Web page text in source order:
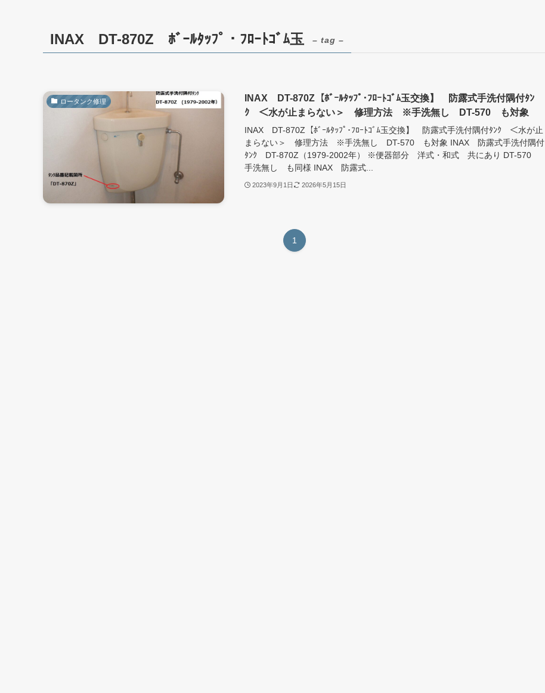
INAX DT-870Z ﾎﾞｰﾙﾀｯﾌﾟ・ﾌﾛｰﾄｺﾞﾑ玉 – tag –
ロータンク修理
INAX DT-870Z【ﾎﾞｰﾙﾀｯﾌﾟ･ﾌﾛｰﾄｺﾞﾑ玉交換】 防露式手洗付隅付ﾀﾝ
ｸ ＜水が止まらない＞ 修理方法 ※手洗無し DT-570 も対象
INAX DT-870Z【ﾎﾞｰﾙﾀｯﾌﾟ･ﾌﾛｰﾄｺﾞﾑ玉交換】 防露式手洗付隅付ﾀﾝｸ ＜水が止
まらない＞ 修理方法 ※手洗無し DT-570 も対象 INAX 防露式手洗付隅付
ﾀﾝｸ DT-870Z（1979-2002年） ※便器部分 洋式・和式 共にあり DT-570
手洗無し も同様 INAX 防露式...
2023年9月1日 2026年5月15日
1